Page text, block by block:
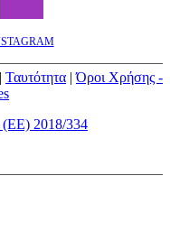
| Ταυτότητα |Όροι Χρήσης -
2018/334